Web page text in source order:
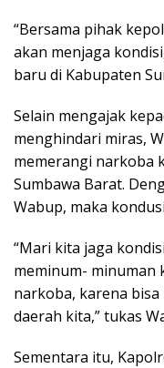
“Bersama pihak
akan menjaga
baru di Kabupaten
Selain mengajak
menghindari miras,
memerangi narkoba
Sumbawa Barat.
Wabup, maka
“Mari kita jaga
meminum- minuman
narkoba, karena
daerah kita,” tukas
Sementara itu,